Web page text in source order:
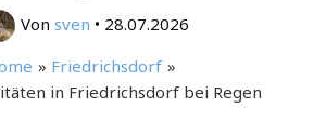
Von sven • 28.07.2026
Friedrichsdorf
in Friedrichsdorf bei Regen